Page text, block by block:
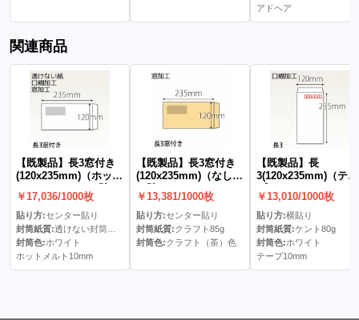
アドヘア
関連商品
【既製品】長3窓付き
(120x235mm)（ホット
メルト10mm）(C貼)
￥17,036/1000枚
貼り方:センター貼り
封筒紙質:透けない封筒ケント80g
封筒色:ホワイト
ホットメルト10mm
【既製品】長3窓付き
(120x235mm)（なし）
￥13,381/1000枚
貼り方:センター貼り
封筒紙質:クラフト85g
封筒色:クラフト（茶）色
【既製品】長
3(120x235mm)（テー
￥13,010/1000枚
貼り方:横貼り
封筒紙質:ケント80g
封筒色:ホワイト
テープ10mm